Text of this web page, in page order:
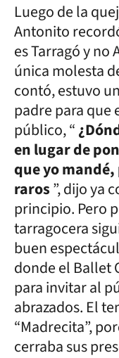
Luego de la
Antonito
es Tarragó y no
única molesta
contó, estuvo
padre para que
público, “
en lugar de
que yo
raros”, dijo ya
principio. Pero
tarragocera
buen
donde el Ballet
para invitar al
abrazados. El
“Madrecita”,
cerraba sus